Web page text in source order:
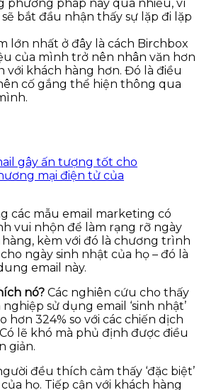
phương pháp này quá nhiều, vì
bắt đầu nhận thấy sự lặp đi lặp
lớn nhất ở đây là cách Birchbox
của mình trở nên nhân văn hơn
với khách hàng hơn. Đó là điều
cố gắng thể hiện thông qua
các mẫu email marketing có
vui nhộn để làm rạng rỡ ngày
kèm với đó là chương trình
ngày sinh nhật của họ – đó là
email này.
nó? Các nghiên cứu cho thấy
sử dụng email ‘sinh nhật’
hơn 324% so với các chiến dịch
lẽ khó mà phủ định được điều
giản.
đều thích cảm thấy ‘đặc biệt’
họ. Tiếp cận với khách hàng